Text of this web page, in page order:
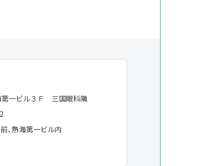
一ビル３Ｆ 三国眼科隣
前、熱海第一ビル内